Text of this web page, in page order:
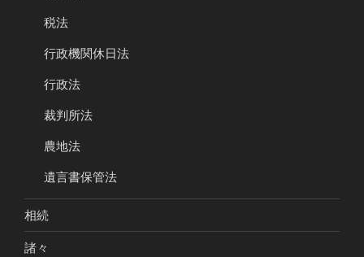
税法
行政機関休日法
行政法
裁判所法
農地法
遺言書保管法
相続
諸々